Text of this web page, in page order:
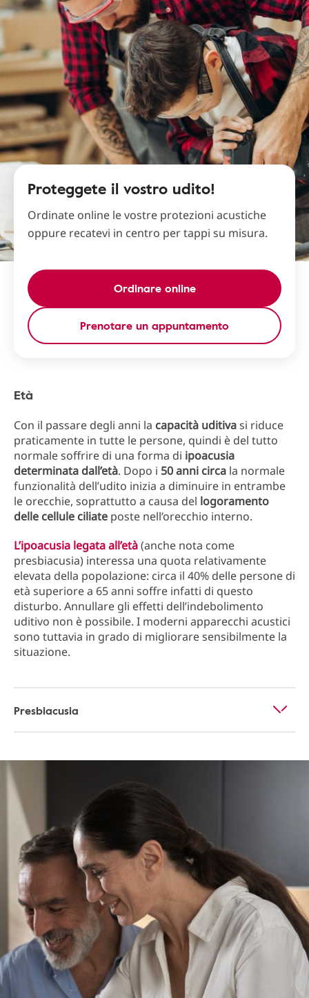
Proteggete il vostro udito!
Ordinate online le vostre protezioni acustiche
oppure recatevi in centro per tappi su misura.
Ordinare online
Prenotare un appuntamento
Età
Con il passare degli anni la capacità uditivasi riduce
praticamente in tutte le persone, quindi è del tutto
normale soffrire di una forma di ipoacusia
determinata dall’età. Dopo i 50 anni circa la normale
funzionalità dell’udito inizia a diminuire in entrambe
le orecchie, soprattutto a causa del logoramento
delle cellule ciliate poste nell’orecchio interno.
L’ipoacusia legata all’età(anche nota come
presbiacusia) interessa una quota relativamente
elevata della popolazione: circa il 40% delle persone di
età superiore a 65 anni soffre infatti di questo
disturbo. Annullare gli effetti dell’indebolimento
uditivo non è possibile. I moderni apparecchi acustici
sono tuttavia in grado di migliorare sensibilmente la
situazione.
Presbiacusia